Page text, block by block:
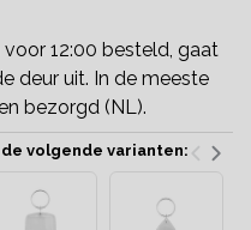
12:00 besteld, gaat
deur uit. In de meeste
bezorgd (NL).
volgende varianten: